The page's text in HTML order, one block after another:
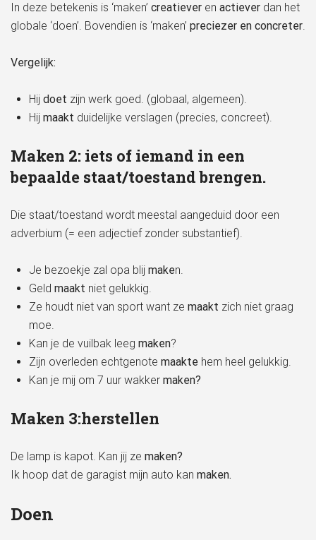
In deze betekenis is ‘maken’ creatiever en actiever dan het
globale ‘doen’. Bovendien is ‘maken’ preciezer en concreter.
Vergelijk:
Hij doet zijn werk goed. (globaal, algemeen).
Hij maakt duidelijke verslagen (precies, concreet).
Maken 2: iets of iemand in een
bepaalde staat/toestand brengen.
Die staat/toestand wordt meestal aangeduid door een
adverbium (= een adjectief zonder substantief).
Je bezoekje zal opa blij maken.
Geld maakt niet gelukkig.
Ze houdt niet van sport want ze maakt zich niet graag
moe.
Kan je de vuilbak leeg maken?
Zijn overleden echtgenote maakte hem heel gelukkig.
Kan je mij om 7 uur wakker maken?
Maken 3:herstellen
De lamp is kapot. Kan jij ze maken?
Ik hoop dat de garagist mijn auto kan maken.
Doen